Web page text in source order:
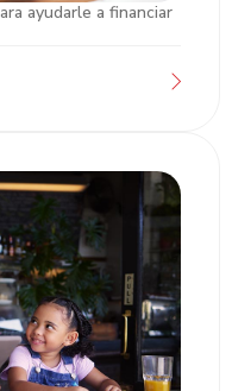
ayudarle a financiar